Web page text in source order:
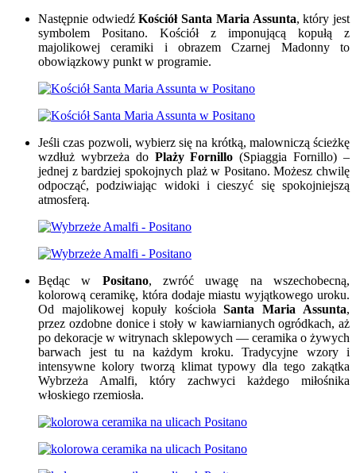
Następnie odwiedźKościół Santa Maria Assunta, który jest
symbolem Positano. Kościół z imponującą kopułą z
majolikowej ceramiki i obrazem Czarnej Madonny to
obowiązkowy punkt w programie.
Jeśli czas pozwoli, wybierz się na krótką, malowniczą ścieżkę
wzdłuż wybrzeża do Plaży Fornillo (Spiaggia Fornillo) –
jednej z bardziej spokojnych plaż w Positano. Możesz chwilę
odpocząć, podziwiając widoki i cieszyć się spokojniejszą
atmosferą.
Będąc w Positano, zwróć uwagę na wszechobecną,
kolorową ceramikę, która dodaje miastu wyjątkowego uroku.
Od majolikowej kopuły kościołaSanta Maria Assunta,
przez ozdobne donice i stoły w kawiarnianych ogródkach, aż
po dekoracje w witrynach sklepowych — ceramika o żywych
barwach jest tu na każdym kroku. Tradycyjne wzory i
intensywne kolory tworzą klimat typowy dla tego zakątka
Wybrzeża Amalfi, który zachwyci każdego miłośnika
włoskiego rzemiosła.